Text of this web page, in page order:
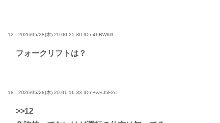
12 : 2026/05/28(木) 20:00:25.80 ID:n4hRWftl0
フォークリフトは？
18 : 2026/05/28(木) 20:01:16.33 ID:n+wEJ5F2d
>>12